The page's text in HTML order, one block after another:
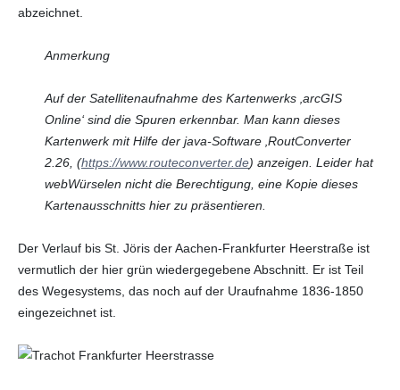
abzeichnet.
Anmerkung
Auf der Satellitenaufnahme des Kartenwerks ‚arcGIS
Online‘ sind die Spuren erkennbar. Man kann dieses
Kartenwerk mit Hilfe der java-Software ‚RoutConverter
2.26, (https://www.routeconverter.de) anzeigen. Leider hat
webWürselen nicht die Berechtigung, eine Kopie dieses
Kartenausschnitts hier zu präsentieren.
Der Verlauf bis St. Jöris der Aachen-Frankfurter Heerstraße ist
vermutlich der hier grün wiedergegebene Abschnitt. Er ist Teil
des Wegesystems, das noch auf der Uraufnahme 1836-1850
eingezeichnet ist.